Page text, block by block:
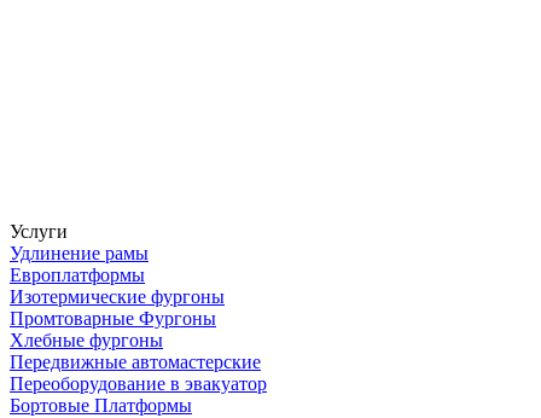
Услуги
Удлинение рамы
Европлатформы
Изотермические фургоны
Промтоварные Фургоны
Хлебные фургоны
Передвижные автомастерские
Переоборудование в эвакуатор
Бортовые Платформы